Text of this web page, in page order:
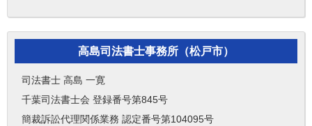
高島司法書士事務所（松戸市）
司法書士 高島 一寛
千葉司法書士会 登録番号第845号
簡裁訴訟代理関係業務 認定番号第104095号